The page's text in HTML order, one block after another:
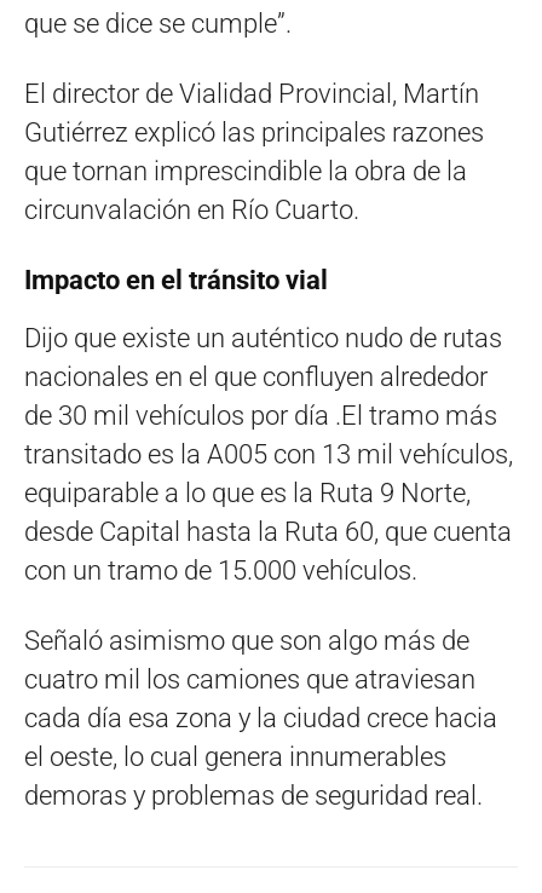
que se dice se cumple”.
El director de Vialidad Provincial, Martín
Gutiérrez explicó las principales razones
que tornan imprescindible la obra de la
circunvalación en Río Cuarto.
Impacto en el tránsito vial
Dijo que existe un auténtico nudo de rutas
nacionales en el que confluyen alrededor
de 30 mil vehículos por día .El tramo más
transitado es la A005 con 13 mil vehículos,
equiparable a lo que es la Ruta 9 Norte,
desde Capital hasta la Ruta 60, que cuenta
con un tramo de 15.000 vehículos.
Señaló asimismo que son algo más de
cuatro mil los camiones que atraviesan
cada día esa zona y la ciudad crece hacia
el oeste, lo cual genera innumerables
demoras y problemas de seguridad real.